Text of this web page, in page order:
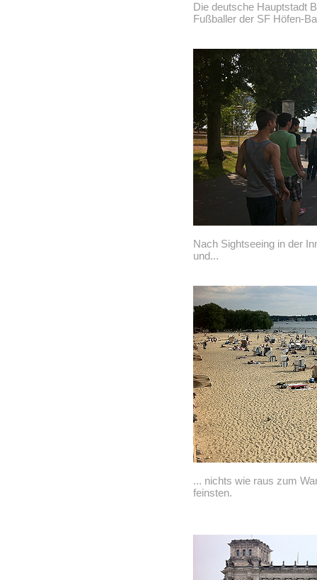
Die deutsche Hauptstadt
Fußballer der SF Höfen-
Nach Sightseeing in der
und...
... nichts wie raus zum
feinsten.